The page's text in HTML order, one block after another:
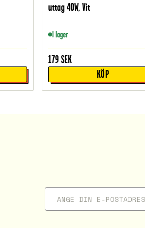
uttag 40W, Vit
I lager
179 SEK
KÖP